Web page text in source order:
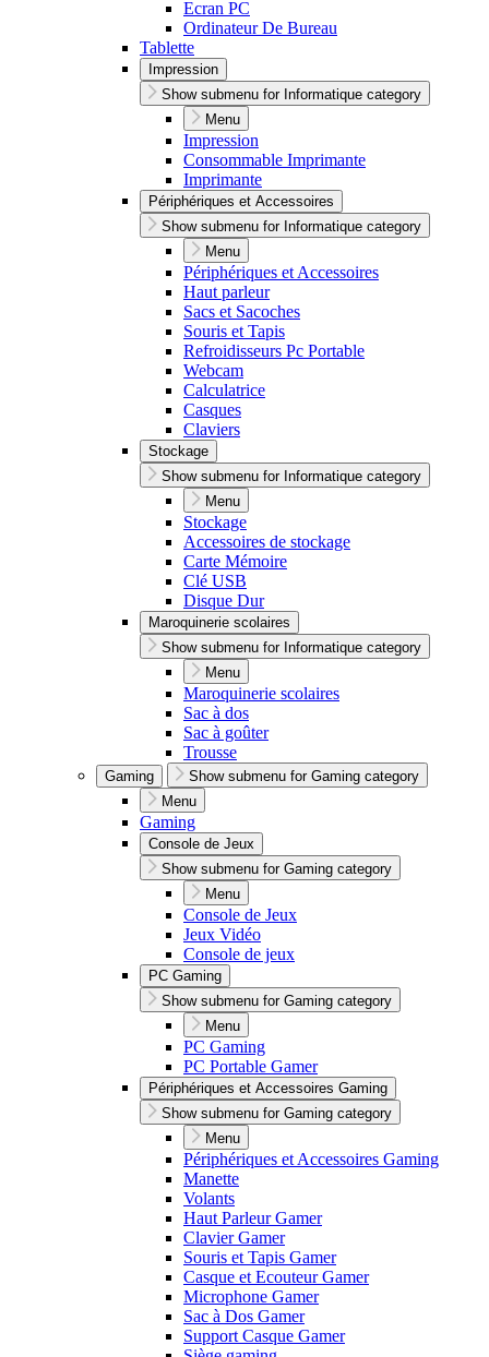
Ecran PC
Ordinateur De Bureau
Tablette
Impression
Show submenu for Informatique category
Menu
Impression
Consommable Imprimante
Imprimante
Périphériques et Accessoires
Show submenu for Informatique category
Menu
Périphériques et Accessoires
Haut parleur
Sacs et Sacoches
Souris et Tapis
Refroidisseurs Pc Portable
Webcam
Calculatrice
Casques
Claviers
Stockage
Show submenu for Informatique category
Menu
Stockage
Accessoires de stockage
Carte Mémoire
Clé USB
Disque Dur
Maroquinerie scolaires
Show submenu for Informatique category
Menu
Maroquinerie scolaires
Sac à dos
Sac à goûter
Trousse
Gaming
Show submenu for Gaming category
Menu
Gaming
Console de Jeux
Show submenu for Gaming category
Menu
Console de Jeux
Jeux Vidéo
Console de jeux
PC Gaming
Show submenu for Gaming category
Menu
PC Gaming
PC Portable Gamer
Périphériques et Accessoires Gaming
Show submenu for Gaming category
Menu
Périphériques et Accessoires Gaming
Manette
Volants
Haut Parleur Gamer
Clavier Gamer
Souris et Tapis Gamer
Casque et Ecouteur Gamer
Microphone Gamer
Sac à Dos Gamer
Support Casque Gamer